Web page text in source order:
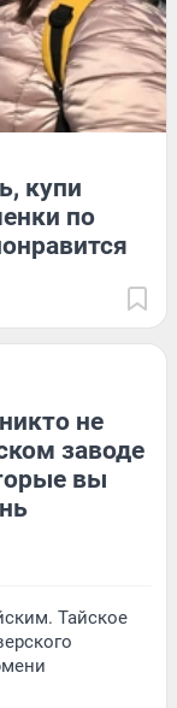
купи
по
не
заводе
вы
Тайское